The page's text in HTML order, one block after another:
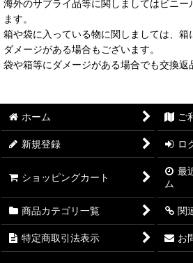
海外のサプライ品等に関しましてはビニ
ます。
箱や袋に入っている物に関しましては、
ダメージがある場合もございます。
袋や箱等にダメージがある場合でも交換返
ホーム ご
新規登録 ロ
ショッピングカート
最
ム
商品カテゴリ一覧 関
特定商取引法表示 お